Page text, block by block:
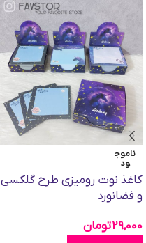
ناموج
ود
کاغذ نوت رومیزی طرح گلکسی
و فضانورد
29,000تومان